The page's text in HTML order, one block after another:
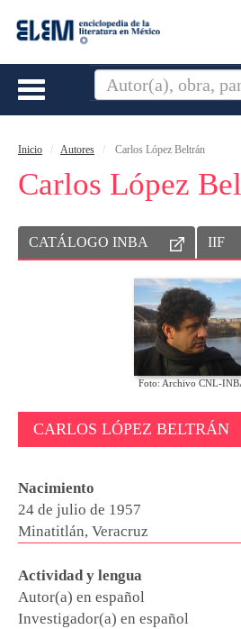
Toggle
Inicio Autores Carlos López Beltrán
Carlos López
CATÁLOGO INBA IIF
Foto: Archivo CNL-
CARLOS LÓPEZ BELTRÁN
Nacimiento
24 de julio de 1957
Minatitlán, Veracruz
Actividad y lengua
Autor(a) en español
Investigador(a) en español